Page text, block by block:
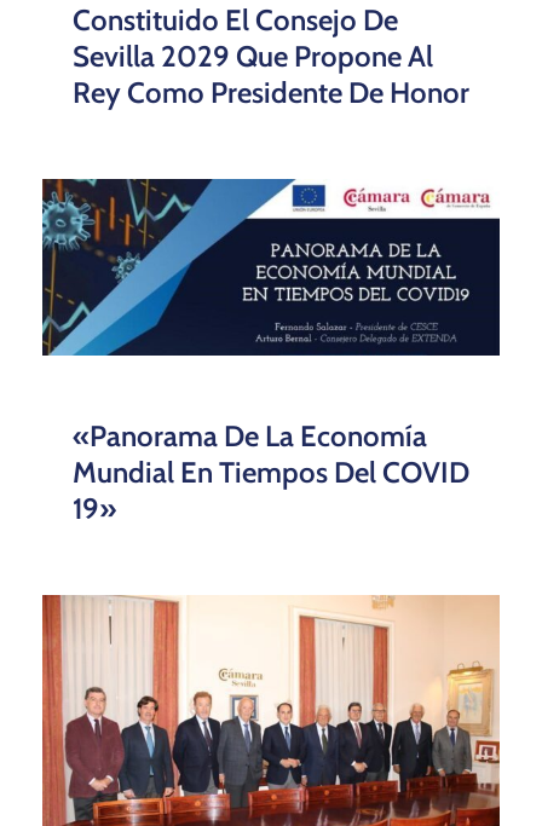
Constituido El Consejo De
Sevilla 2029 Que Propone Al
Rey Como Presidente De Honor
«Panorama De La Economía
Mundial En Tiempos Del COVID
19»